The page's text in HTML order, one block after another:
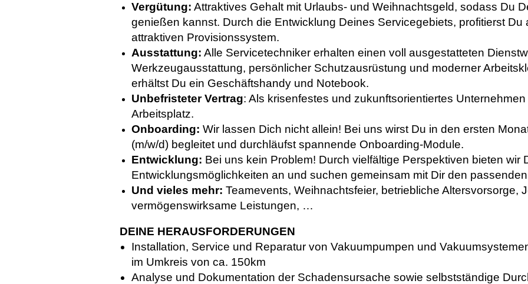
Vergütung: Attraktives Gehalt mit Urlaubs- und Weihnachtsgeld, sodass Du
genießen kannst. Durch die Entwicklung Deines Servicegebiets, profitierst
attraktiven Provisionssystem.
Ausstattung: Alle Servicetechniker erhalten einen voll ausgestatteten
Werkzeugausstattung, persönlicher Schutzausrüstung und moderner
erhältst Du ein Geschäftshandy und Notebook.
Unbefristeter Vertrag: Als krisenfestes und zukunftsorientiertes
Arbeitsplatz.
Onboarding: Wir lassen Dich nicht allein! Bei uns wirst Du in den ersten
(m/w/d) begleitet und durchläufst spannende Onboarding-Module.
Entwicklung: Bei uns kein Problem! Durch vielfältige Perspektiven bieten wir
Entwicklungsmöglichkeiten an und suchen gemeinsam mit Dir den
Und vieles mehr: Teamevents, Weihnachtsfeier, betriebliche Altersvorsorge,
vermögenswirksame Leistungen, …
DEINE HERAUSFORDERUNGEN
Installation, Service und Reparatur von Vakuumpumpen und
im Umkreis von ca. 150km
Analyse und Dokumentation der Schadensursache sowie selbstständige